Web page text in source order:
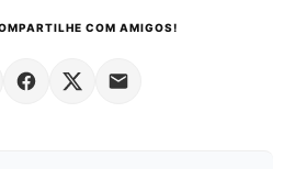
COM AMIGOS!